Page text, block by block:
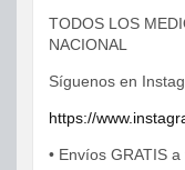
TODOS LOS
NACIONAL
Síguenos en
https://
• Envíos GRATIS